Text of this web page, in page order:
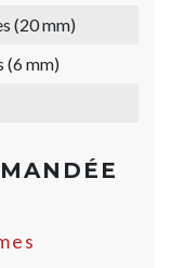
(20 mm)
(6 mm)